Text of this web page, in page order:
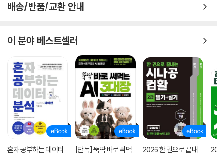
배송/반품/교환 안내
이 분야 베스트셀러
혼자 공부하는 데이터
[단독] 뚝딱 바로 써먹
2026 한 권으로 끝내